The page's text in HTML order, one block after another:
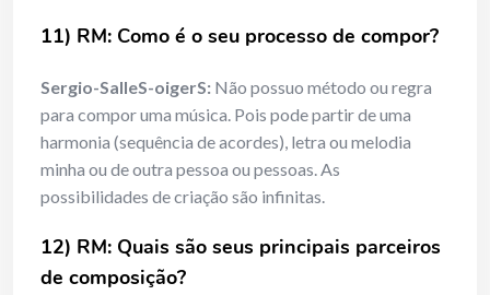
11) RM: Como é o seu processo de compor?
Sergio-SalleS-oigerS: Não possuo método ou regra
para compor uma música. Pois pode partir de uma
harmonia (sequência de acordes), letra ou melodia
minha ou de outra pessoa ou pessoas. As
possibilidades de criação são infinitas.
12) RM: Quais são seus principais parceiros
de composição?